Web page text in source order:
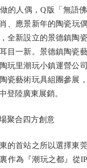
人偶，Q版「無語佛
、應景新年的陶瓷
全新設立的景德鎮陶
目一新。景德鎮陶瓷
玩里潮玩小鎮運營公
瓷藝術玩具組團參展
登陸廣東展銷。
合四方創意
首站之所以選擇東莞
作為『潮玩之都』從